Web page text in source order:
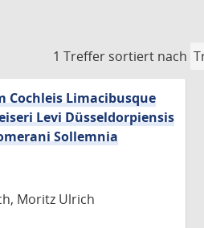
1 Treffer sortiert nach
Cochleis Limacibusque
Levi Düsseldorpiensis
Sollemnia
Moritz Ulrich